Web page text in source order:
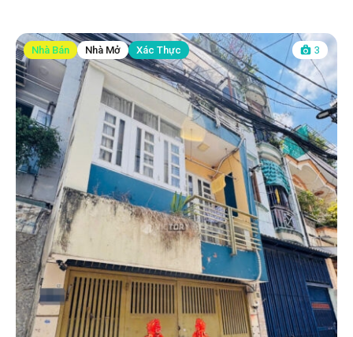
Nhà Bán Nhà Mở Xác Thực 3